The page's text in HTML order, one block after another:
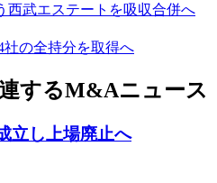
西武エステートを吸収合併へ
社の全持分を取得へ
するM&Aニュース
立し上場廃止へ